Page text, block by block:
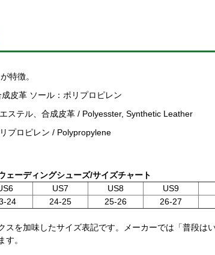
特徴。
皮革 ソール：ポリプロピレン
ステル、合成皮革 / Polyesster, Synthetic Leather
プロピレン / Polypropylene
ェーディングシューズ/サイズチャート
US7 US8 US9
24 24-25 25-26 26-27
スを加味したサイズ表記です。メーカーでは「普段は
す。